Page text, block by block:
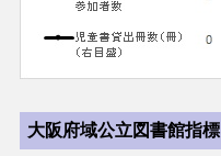
大阪府域公立図書館指標